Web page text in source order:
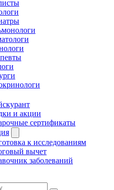
и акции
сертификаты
к исследованиям
вычет
заболеваний